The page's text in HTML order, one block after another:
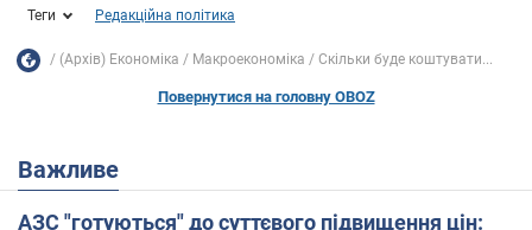
Теги Редакційна політика
(Архів) Економіка Mакроекономіка Скільки буде коштувати...
Повернутися на головну OBOZ
Важливе
АЗС "готуються" до суттєвого підвищення цін: